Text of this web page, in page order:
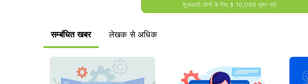
शुरुआती लोगों के लिए $ 10,000 मुफ्त पाएं
सम्बंधित खबर लेखक से अधिक